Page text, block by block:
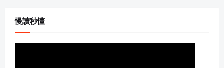
慢讀秒懂